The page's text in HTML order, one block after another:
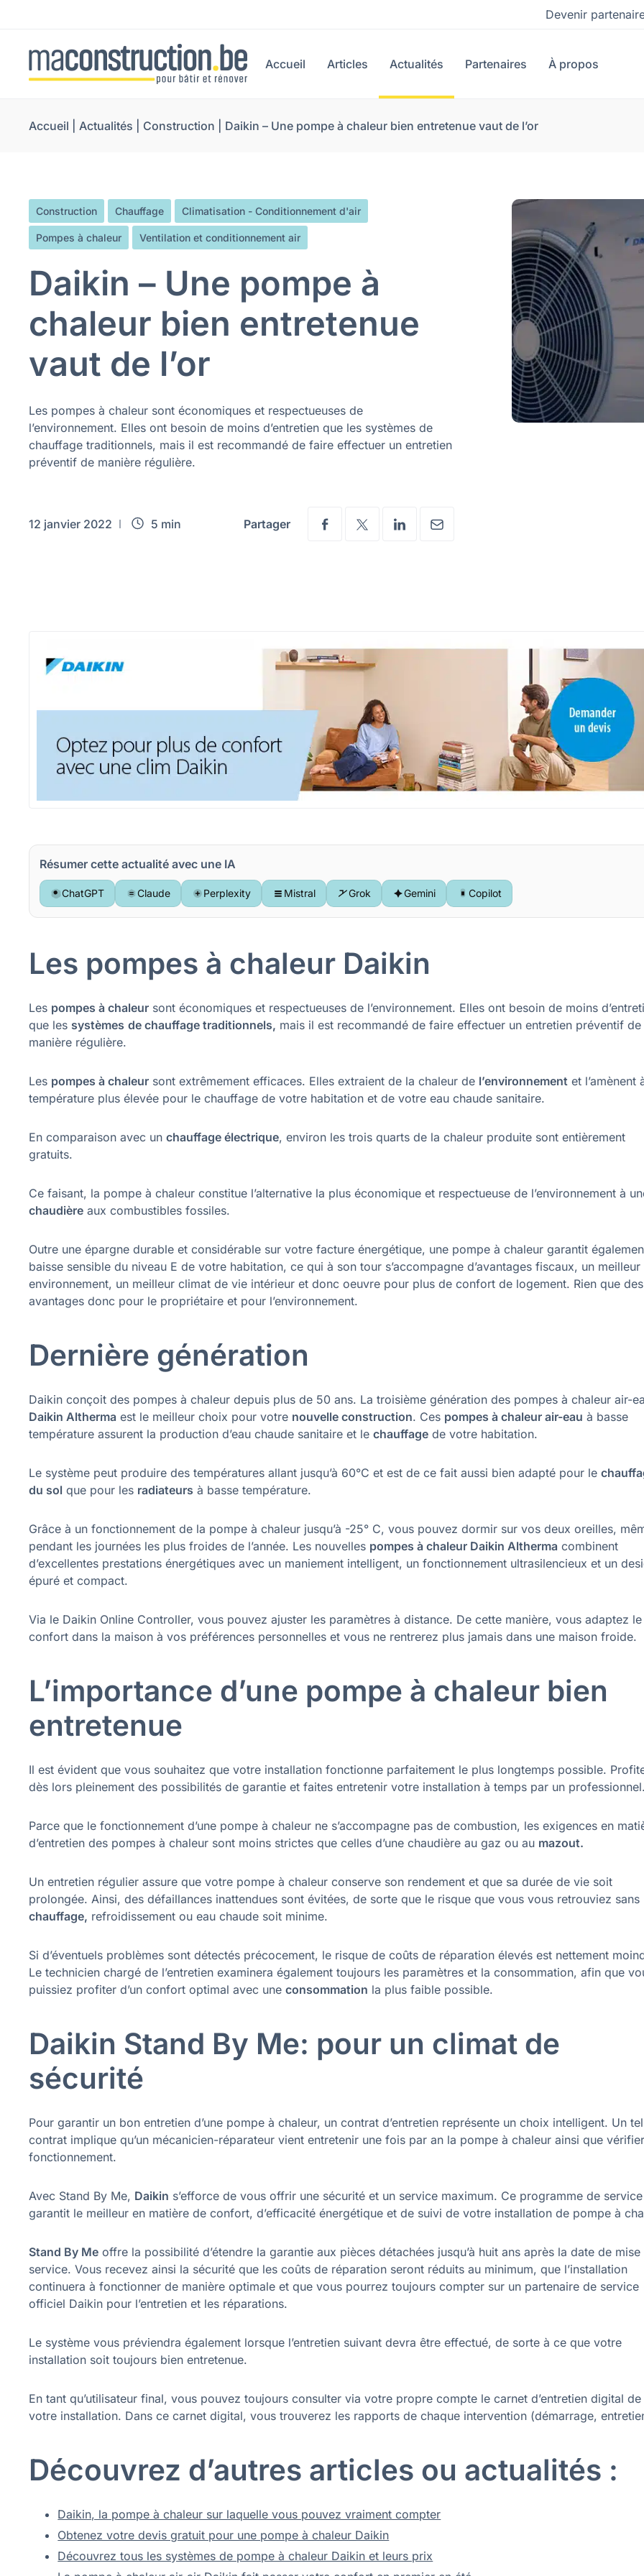
Devenir
Accueil Articles Actualités Partenaires À propos
Accueil |Actualités Construction Daikin – Une pompe à chaleur bien entretenue vaut de l’or
Construction Chauffage Climatisation - Conditionnement d'air
Pompes à chaleur Ventilation et conditionnement air
Daikin – Une pompe à
chaleur bien entretenue
vaut de l’or
Les pompes à chaleur sont économiques et respectueuses de
l’environnement. Elles ont besoin de moins d’entretien que les systèmes de
chauffage traditionnels, mais il est recommandé de faire effectuer un entretien
préventif de manière régulière.
12 janvier 2022 5 min Partager
Résumer cette actualité avec une IA
ChatGPT Claude Perplexity Mistral Grok Gemini Copilot
Les pompes à chaleur Daikin
Les pompes à chaleur sont économiques et respectueuses de l’environnement. Elles ont besoin de moins
que les systèmes de chauffage traditionnels, mais il est recommandé de faire effectuer un entretien préventif de
manière régulière.
Les pompes à chaleur sont extrêmement efficaces. Elles extraient de la chaleur de l’environnement et l’amènent
température plus élevée pour le chauffage de votre habitation et de votre eau chaude sanitaire.
En comparaison avec unchauffage électrique, environ les trois quarts de la chaleur produite sont entièrement
gratuits.
Ce faisant, la pompe à chaleur constitue l’alternative la plus économique et respectueuse de l’environnement à
chaudière aux combustibles fossiles.
Outre une épargne durable et considérable sur votre facture énergétique, une pompe à chaleur garantit
baisse sensible du niveau E de votre habitation, ce qui à son tour s’accompagne d’avantages fiscaux, un meilleur
environnement, un meilleur climat de vie intérieur et donc oeuvre pour plus de confort de logement. Rien que des
avantages donc pour le propriétaire et pour l’environnement.
Dernière génération
Daikin conçoit des pompes à chaleur depuis plus de 50 ans. La troisième génération des pompes à chaleur air-
Daikin Altherma est le meilleur choix pour votre nouvelle construction. Ces pompes à chaleur air-eau à basse
température assurent la production d’eau chaude sanitaire et lechauffage de votre habitation.
Le système peut produire des températures allant jusqu’à 60°C et est de ce fait aussi bien adapté pour le
du sol que pour les radiateurs à basse température.
Grâce à un fonctionnement de la pompe à chaleur jusqu’à -25° C, vous pouvez dormir sur vos deux oreilles,
pendant les journées les plus froides de l’année. Les nouvelles pompes à chaleur Daikin Altherma combinent
d’excellentes prestations énergétiques avec un maniement intelligent, un fonctionnement ultrasilencieux et un
épuré et compact.
Via le Daikin Online Controller, vous pouvez ajuster les paramètres à distance. De cette manière, vous adaptez le
confort dans la maison à vos préférences personnelles et vous ne rentrerez plus jamais dans une maison froide.
L’importance d’une pompe à chaleur bien
entretenue
Il est évident que vous souhaitez que votre installation fonctionne parfaitement le plus longtemps possible.
dès lors pleinement des possibilités de garantie et faites entretenir votre installation à temps par un professionnel.
Parce que le fonctionnement d’une pompe à chaleur ne s’accompagne pas de combustion, les exigences en
d’entretien des pompes à chaleur sont moins strictes que celles d’une chaudière au gaz ou au mazout.
Un entretien régulier assure que votre pompe à chaleur conserve son rendement et que sa durée de vie soit
prolongée. Ainsi, des défaillances inattendues sont évitées, de sorte que le risque que vous vous retrouviez sans
chauffage, refroidissement ou eau chaude soit minime.
Si d’éventuels problèmes sont détectés précocement, le risque de coûts de réparation élevés est nettement
Le technicien chargé de l’entretien examinera également toujours les paramètres et la consommation, afin que
puissiez profiter d’un confort optimal avec uneconsommation la plus faible possible.
Daikin Stand By Me: pour un climat de
sécurité
Pour garantir un bon entretien d’une pompe à chaleur, un contrat d’entretien représente un choix intelligent. Un tel
contrat implique qu’un mécanicien-réparateur vient entretenir une fois par an la pompe à chaleur ainsi que
fonctionnement.
Avec Stand By Me, Daikin s’efforce de vous offrir une sécurité et un service maximum. Ce programme de service
garantit le meilleur en matière de confort, d’efficacité énergétique et de suivi de votre installation de pompe à
Stand By Me offre la possibilité d’étendre la garantie aux pièces détachées jusqu’à huit ans après la date de mise
service. Vous recevez ainsi la sécurité que les coûts de réparation seront réduits au minimum, que l’installation
continuera à fonctionner de manière optimale et que vous pourrez toujours compter sur un partenaire de service
officiel Daikin pour l’entretien et les réparations.
Le système vous préviendra également lorsque l’entretien suivant devra être effectué, de sorte à ce que votre
installation soit toujours bien entretenue.
En tant qu’utilisateur final, vous pouvez toujours consulter via votre propre compte le carnet d’entretien digital de
votre installation. Dans ce carnet digital, vous trouverez les rapports de chaque intervention (démarrage,
Découvrez d’autres articles ou actualités :
Daikin, la pompe à chaleur sur laquelle vous pouvez vraiment compter
Obtenez votre devis gratuit pour une pompe à chaleur Daikin
Découvrez tous les systèmes de pompe à chaleur Daikin et leurs prix